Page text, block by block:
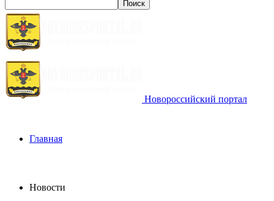
Новороссийский портал
Главная
Новости